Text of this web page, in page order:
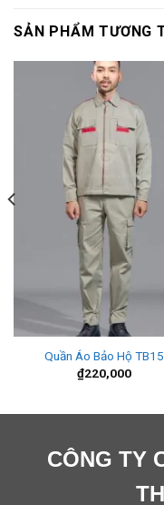
SẢN PHẨM TƯƠNG
Quần Áo Bảo Hộ TB15
₫220,000
CÔNG TY